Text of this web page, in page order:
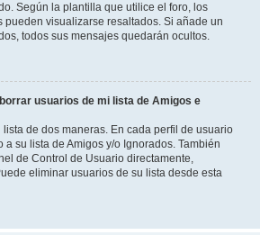
Según la plantilla que utilice el foro, los
pueden visualizarse resaltados. Si añade un
todos sus mensajes quedarán ocultos.
usuarios de mi lista de Amigos e
de dos maneras. En cada perfil de usuario
su lista de Amigos y/o Ignorados. También
de Control de Usuario directamente,
eliminar usuarios de su lista desde esta